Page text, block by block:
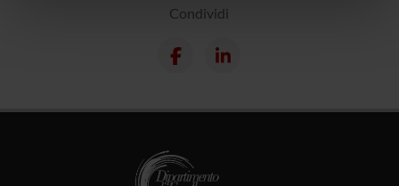
nostri partner che si occupano di analisi dei dati web,
con altre informazioni che hai fornito loro o che hanno
Condividi